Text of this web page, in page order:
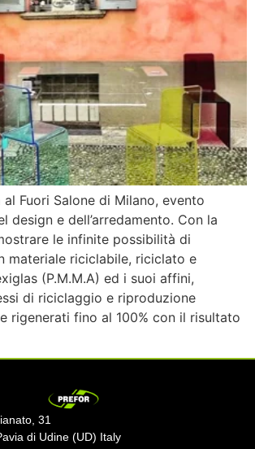
Fuori Salone di Milano, evento
design e dell’arredamento. Con la
le infinite possibilità di
materiale riciclabile, riciclato e
(P.M.M.A) ed i suoi affini,
di riciclaggio e riproduzione
rigenerati fino al 100% con il risultato
31
di Udine (UD) Italy